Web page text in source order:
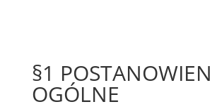
§1
OGÓLNE